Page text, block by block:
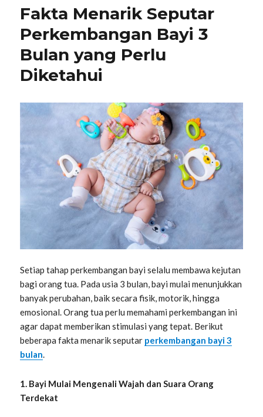
Fakta Menarik Seputar
Perkembangan Bayi 3
Bulan yang Perlu
Diketahui
Setiap tahap perkembangan bayi selalu membawa kejutan
bagi orang tua. Pada usia 3 bulan, bayi mulai menunjukkan
banyak perubahan, baik secara fisik, motorik, hingga
emosional. Orang tua perlu memahami perkembangan ini
agar dapat memberikan stimulasi yang tepat. Berikut
beberapa fakta menarik seputar perkembangan bayi 3
bulan.
1. Bayi Mulai Mengenali Wajah dan Suara Orang
Terdekat